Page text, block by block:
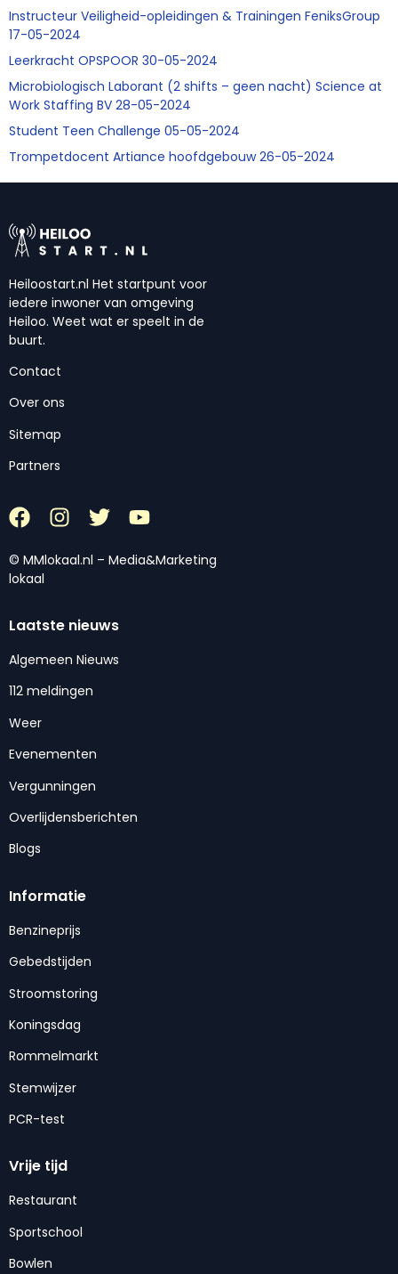
Instructeur Veiligheid-opleidingen & Trainingen FeniksGroup
17-05-2024
Leerkracht OPSPOOR 30-05-2024
Microbiologisch Laborant (2 shifts – geen nacht) Science at
Work Staffing BV 28-05-2024
Student Teen Challenge 05-05-2024
Trompetdocent Artiance hoofdgebouw 26-05-2024
Heiloostart.nl Het startpunt voor
iedere inwoner van omgeving
Heiloo. Weet wat er speelt in de
buurt.
Contact
Over ons
Sitemap
Partners
© MMlokaal.nl – Media&Marketing
lokaal
Laatste nieuws
Algemeen Nieuws
112 meldingen
Weer
Evenementen
Vergunningen
Overlijdensberichten
Blogs
Informatie
Benzineprijs
Gebedstijden
Stroomstoring
Koningsdag
Rommelmarkt
Stemwijzer
PCR-test
Vrije tijd
Restaurant
Sportschool
Bowlen